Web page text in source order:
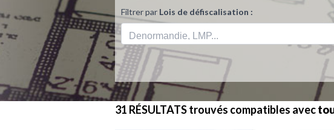
Filtrer par Lois de défiscalisation :
31 RÉSULTATStrouvés compatibles avec